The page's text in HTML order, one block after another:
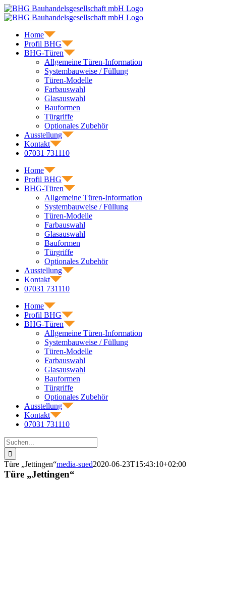
Skip
to
Home
Profil BHG
BHG-Türen
Allgemeine Türen-Information
Systembauweise / Füllung
Türen-Modelle
Farbauswahl
Glasauswahl
Bauformen
Türgriffe
Optionales Zubehör
Ausstellung
Kontakt
07031 731110
Home
Profil BHG
BHG-Türen
Allgemeine Türen-Information
Systembauweise / Füllung
Türen-Modelle
Farbauswahl
Glasauswahl
Bauformen
Türgriffe
Optionales Zubehör
Ausstellung
Kontakt
07031 731110
Home
Profil BHG
BHG-Türen
Allgemeine Türen-Information
Systembauweise / Füllung
Türen-Modelle
Farbauswahl
Glasauswahl
Bauformen
Türgriffe
Optionales Zubehör
Ausstellung
Kontakt
07031 731110
Suche
nach:
Türe „Jettingen“media-sued2020-06-23T15:43:10+02:00
Türe „Jettingen“